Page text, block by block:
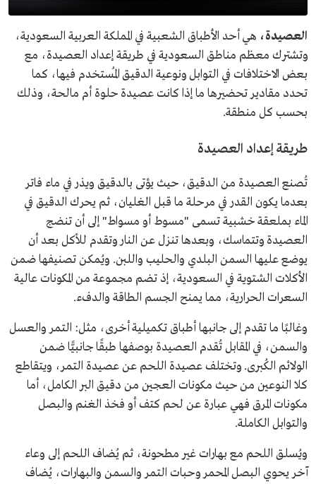
العصيدة، هي أحد الأطباق الشعبية في المملكة العربية السعودية،
وتشترك معظم مناطق السعودية في طريقة إعداد العصيدة، مع
بعض الاختلافات في التوابل ونوعية الدقيق المُستخدم فيها، كما
تحدد مقادير تحضيرها ما إذا كانت عصيدة حلوة أم مالحة، وذلك
بحسب كل منطقة.
طريقة إعداد العصيدة
تُصنع العصيدة من الدقيق، حيث يؤتى بالدقيق ويذر في ماء فاتر
بعدما يكون القدر في مرحلة ما قبل الغليان، ثم يحرك الدقيق في
الماء بملعقة خشبية تسمى "مسوط أو مسواط" إلى أن تنضج
العصيدة وتتماسك، وبعدها تنزل عن النار وتقدم للأكل بعد أن
يوضع عليها السمن البلدي والحليب واللبن. ويُمكن تصنيفها ضمن
الأكلات الشتوية في السعودية، إذ تضم مجموعة من المكونات عالية
السعرات الحرارية، مما يمنح الجسم الطاقة والدفء.
وغالبًا ما تقدم إلى جانبها أطباق تكميلية أخرى، مثل: التمر والعسل
والسمن، في المقابل تُقدم العصيدة بوصفها طبقًا جانبيًّا ضمن
الولائم الكُبرى. وتختلف عصيدة اللحم عن عصيدة التمر، ويتقاطع
كلا النوعين من حيث مكونات العجين من دقيق البر الكامل، أما
مكونات المرق فهي عبارة عن لحم كتف أو فخذ الغنم والبصل
والتوابل الكاملة.
ويُسلق اللحم مع بهارات غير مطحونة، ثم يُضاف اللحم إلى وعاء
آخر يحوي البصل المحمر وحبات التمر والسمن والبهارات، يُضاف